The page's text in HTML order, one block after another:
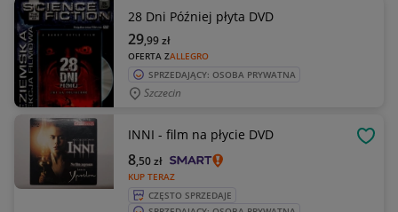
28 Dni Później płyta DVD
OFERTA ZALLEGRO
29,99zł
SPRZEDAJĄCY: OSOBA PRYWATNA
Szczecin
INNI - film na płycie DVD
KUP TERAZ
8,50zł
CZĘSTO SPRZEDAJE